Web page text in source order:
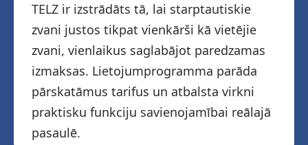
TELZ ir izstrādāts tā, lai starptautiskie
zvani justos tikpat vienkārši kā vietējie
zvani, vienlaikus saglabājot paredzamas
izmaksas. Lietojumprogramma parāda
pārskatāmus tarifus un atbalsta virkni
praktisku funkciju savienojamībai reālajā
pasaulē.